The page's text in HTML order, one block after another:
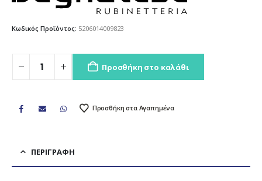
Κωδικός Προϊόντος: 5206014009823
Προσθήκη στο καλάθι
Προσθήκη στα Αγαπημένα
ΠΕΡΙΓΡΑΦΉ